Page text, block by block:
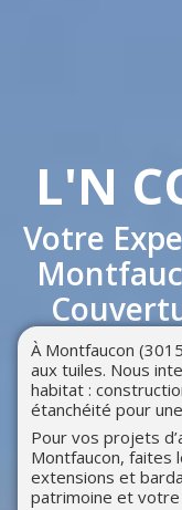
L'N
Votre
À Montfaucon
aux tuiles. Nous
habitat :
étanchéité pour
Pour vos projets
Montfaucon, faites
extensions et
patrimoine et